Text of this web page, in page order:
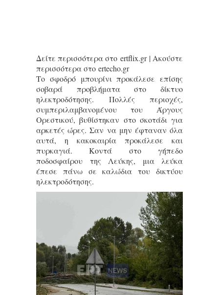
Δείτε περισσότερα στο ertflix.gr | Ακούστε
περισσότερα στο ertecho.gr
Το σφοδρό μπουρίνι προκάλεσε επίσης
σοβαρά προβλήματα στο δίκτυο
ηλεκτροδότησης. Πολλές περιοχές,
συμπεριλαμβανομένου του Άργους
Ορεστικού, βυθίστηκαν στο σκοτάδι για
αρκετές ώρες. Σαν να μην έφταναν όλα
αυτά, η κακοκαιρία προκάλεσε και
πυρκαγιά. Κοντά στο γήπεδο
ποδοσφαίρου της Λεύκης, μια λεύκα
έπεσε πάνω σε καλώδια του δικτύου
ηλεκτροδότησης.